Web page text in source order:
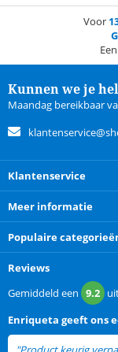
Voor
Een
Kunnen we je
Maandag bereikbaar
Klantenservice
Meer informatie
Populaire
Reviews
Gemiddeld een 9.2
Enriqueta geeft ons